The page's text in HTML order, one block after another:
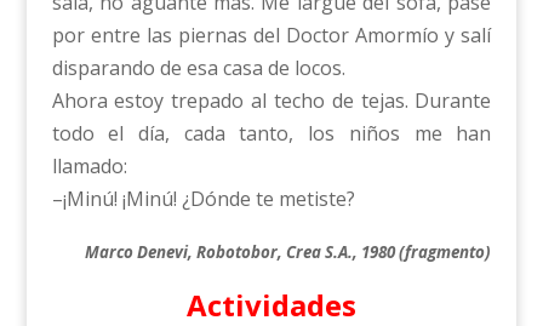
por entre las piernas del Doctor Amormío y salí
disparando de esa casa de locos.
Ahora estoy trepado al techo de tejas. Durante
todo el día, cada tanto, los niños me han
llamado:
–¡Minú! ¡Minú! ¿Dónde te metiste?
Marco Denevi, Robotobor, Crea S.A., 1980 (fragmento)
Actividades